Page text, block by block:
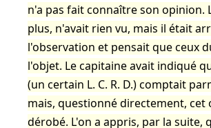
n'a pas fait connaître son opinion.
plus, n'avait rien vu, mais il était
l'observation et pensait que ceux
l'objet. Le capitaine avait indiqué
(un certain L. C. R. D.) comptait
mais, questionné directement, cet
dérobé. L'on a appris, par la suite,